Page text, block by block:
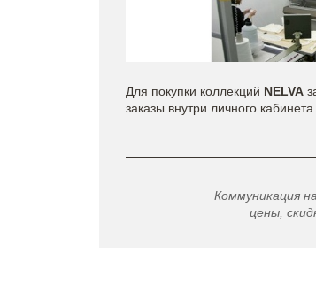
Для покупки коллекций NELVA
заказы внутри личного кабинета.
Коммуникация
цены,